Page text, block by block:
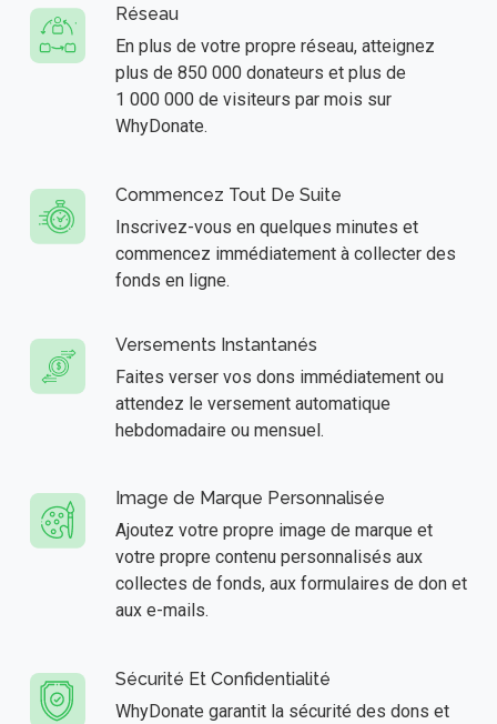
Réseau
En plus de votre propre réseau, atteignez
plus de 850 000 donateurs et plus de
1 000 000 de visiteurs par mois sur
WhyDonate.
Commencez Tout De Suite
Inscrivez-vous en quelques minutes et
commencez immédiatement à collecter des
fonds en ligne.
Versements Instantanés
Faites verser vos dons immédiatement ou
attendez le versement automatique
hebdomadaire ou mensuel.
Image de Marque Personnalisée
Ajoutez votre propre image de marque et
votre propre contenu personnalisés aux
collectes de fonds, aux formulaires de don et
aux e-mails.
Sécurité Et Confidentialité
WhyDonate garantit la sécurité des dons et